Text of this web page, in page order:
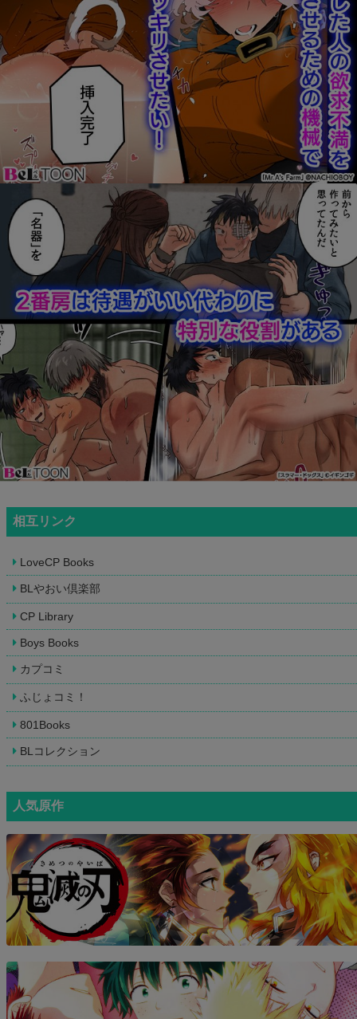
相互リンク
LoveCP Books
BLやおい倶楽部
CP Library
Boys Books
カプコミ
ふじょコミ！
801Books
BLコレクション
人気原作